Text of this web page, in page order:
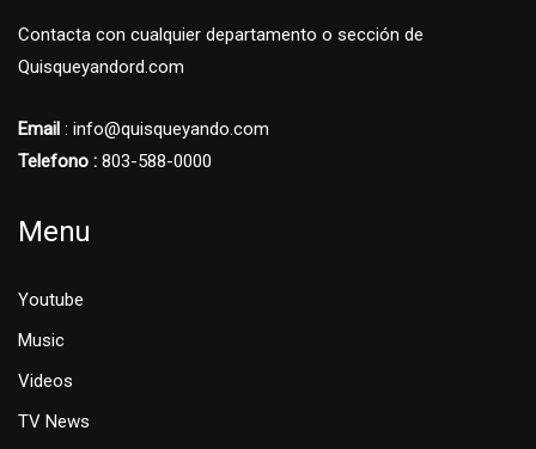
Contacta con cualquier departamento o sección de
Quisqueyandord.com
Email : info@quisqueyando.com
Telefono : 803-588-0000
Menu
Youtube
Music
Videos
TV News